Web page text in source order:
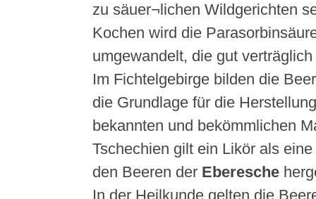
zu säuer¬lichen Wildgerichten
Kochen wird die
umgewandelt, die gut verträglich
Im Fichtelgebirge bilden die
die Grundlage für die
bekannten und bekömmlichen
Tschechien gilt ein Likör als
den Beeren der Eberesche
In der Heilkunde gelten die